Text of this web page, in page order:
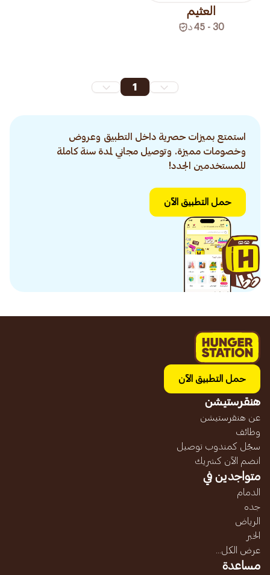
العثيم
30 - 45 د
1
استمتع بميزات حصرية داخل التطبيق وعروض
وخصومات مميزة. وتوصيل مجاني لمدة سنة كاملة
للمستخدمين الجدد!
حمل التطبيق الآن
حمل التطبيق الآن
هنقرستيشن
عن هنقرستيشن
وظائف
سجّل كمندوب توصيل
انضم الآن كشريك
متواجدين في
الدمام
جده
الرياض
الخبر
عرض الكل...
مساعدة